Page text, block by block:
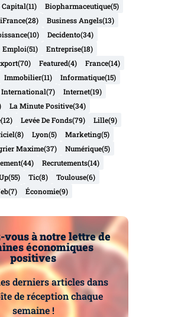
Capital(11) Biopharmaceutique(5)
(28) Business Angels(13)
(10) Decidento(34)
Emploi(51) Entreprise(18)
(70) Featured(4) France(14)
Immobilier(11) Informatique(15)
International(7) Internet(19)
La Minute Positive(34)
(12) Levée De Fonds(79) Lille(9)
(8) Lyon(5) Marketing(5)
Maxime(37) Numérique(5)
(44) Recrutements(14)
(55) Tic(8) Toulouse(6)
(7) Économie(9)
vous à notre lettre de
économiques
positives
derniers articles dans
de réception chaque
semaine !